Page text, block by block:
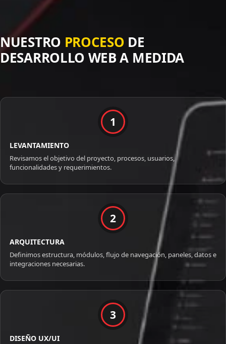
NUESTRO PROCESO DE
DESARROLLO WEB A MEDIDA
1
LEVANTAMIENTO
Revisamos el objetivo del proyecto, procesos, usuarios,
funcionalidades y requerimientos.
2
ARQUITECTURA
Definimos estructura, módulos, flujo de navegación, paneles, datos e
integraciones necesarias.
3
DISEÑO UX/UI